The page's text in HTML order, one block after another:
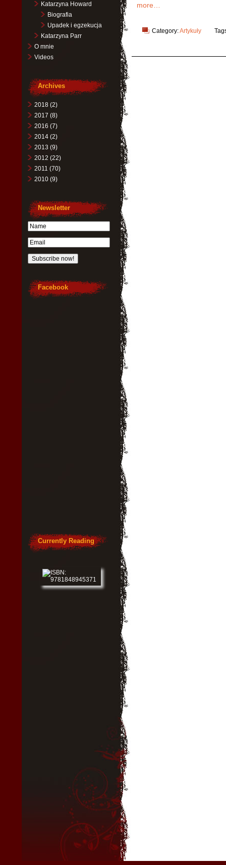
more…
Category:Artykuły
Katarzyna Howard
Biografia
Upadek i egzekucja
Katarzyna Parr
O mnie
Videos
Archives
2018 (2)
2017 (8)
2016 (7)
2014 (2)
2013 (9)
2012 (22)
2011 (70)
2010 (9)
Newsletter
Facebook
Currently Reading